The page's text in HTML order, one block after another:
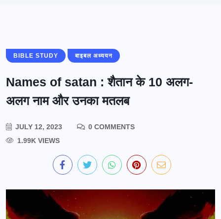
BIBLE STUDY बाइबल अध्ययन
Names of satan : शैतान के 10 अलग-
अलग नाम और उनका मतलब
JULY 12, 2023
0 COMMENTS
1.99K VIEWS